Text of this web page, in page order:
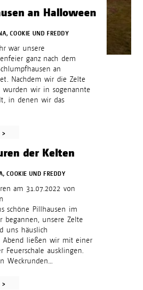
an Halloween
COOKIE UND FREDDY
war unsere
ganz nach dem
an
Nachdem wir die Zelte
wurden wir in sogenannte
in denen wir das
>
der Kelten
COOKIE UND FREDDY
am 31.07.2022 von
schöne Pillhausen im
begannen, unsere Zelte
uns häuslich
Abend ließen wir mit einer
Feuerschale ausklingen.
Weckrunden...
>